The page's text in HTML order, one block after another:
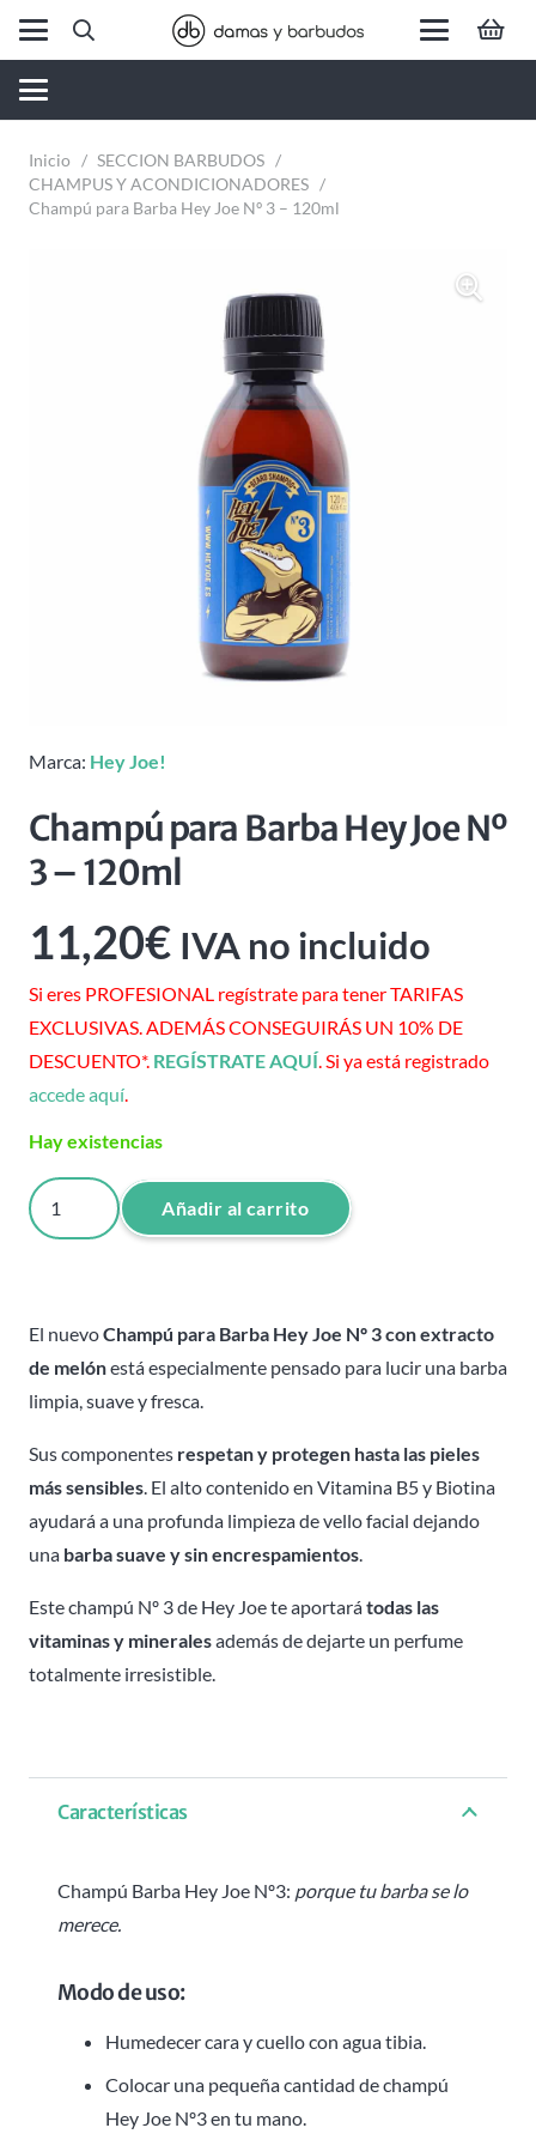
Inicio / SECCION BARBUDOS /
CHAMPUS Y ACONDICIONADORES /
Champú para Barba Hey Joe Nº 3 – 120ml
Marca: Hey Joe!
Champú para Barba Hey Joe Nº
3 – 120ml
11,20€ IVA no incluido
Si eres PROFESIONAL regístrate para tener TARIFAS
EXCLUSIVAS. ADEMÁS CONSEGUIRÁS UN 10% DE
DESCUENTO*. REGÍSTRATE AQUÍ. Si ya está registrado
accede aquí
Hay existencias
Champú
para
Joe
Nº
3
120ml
cantidad
Añadir al carrito
El nuevoChampú para Barba Hey Joe Nº 3 con extracto
de melónestá especialmente pensado para lucir una barba
limpia, suave y fresca.
Sus componentes respetan y protegen hasta las pieles
más sensibles. El alto contenido en Vitamina B5 y Biotina
ayudará a una profunda limpieza de vello facial dejando
una barba suave y sin encrespamientos.
Este champú Nº 3 de Hey Joe te aportarátodas las
vitaminas y mineralesademás de dejarte un perfume
totalmente irresistible.
Características
Champú Barba Hey Joe Nº3: porque tu barba se lo
merece.
Modo de uso:
Humedecer cara y cuello con agua tibia.
Colocar una pequeña cantidad de champú
Hey Joe Nº3 en tu mano.